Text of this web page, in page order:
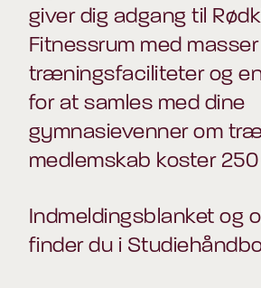
giver dig adgang til
Fitnessrum med
træningsfaciliteter og
for at samles med dine
gymnasievenner om
medlemskab koster 250
Indmeldingsblanket og
finder du i